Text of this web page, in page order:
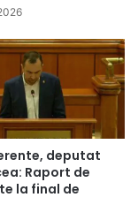
deputat
Raport de
la final de